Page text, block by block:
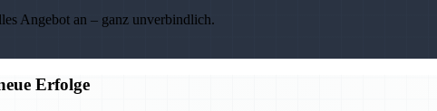
Angebot an – ganz unverbindlich.
Erfolge